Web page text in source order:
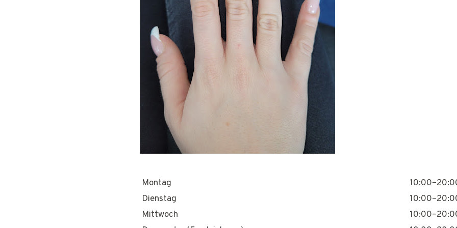
Montag
Dienstag
Mittwoch